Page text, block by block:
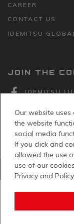
Our website
the website
social media
If you click and
allowed the use
use of our
Privacy and Policy.
CAREER
CONTACT US
IDEMITSU GLOBAL
JOIN THE
IDEMITSU
IDEMITSU
© PT Idemitsu